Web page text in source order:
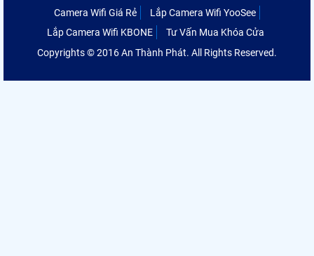
Camera Wifi Giá Rẻ
Lắp Camera Wifi YooSee
Lắp Camera Wifi KBONE
Tư Vấn Mua Khóa Cửa
Copyrights © 2016 An Thành Phát. All Rights Reserved.